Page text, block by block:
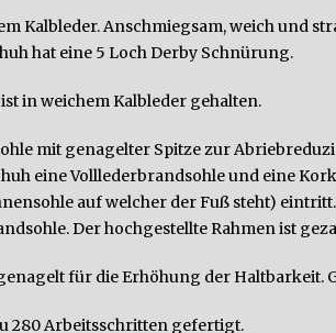
Kalbleder. Anschmiegsam, weich und
hat eine 5 Loch Derby Schnürung.
in weichem Kalbleder gehalten.
mit genagelter Spitze zur
eine Volllederbrandsohle und eine
auf welcher der Fuß steht)
Der hochgestellte Rahmen ist
für die Erhöhung der
280 Arbeitsschritten gefertigt.